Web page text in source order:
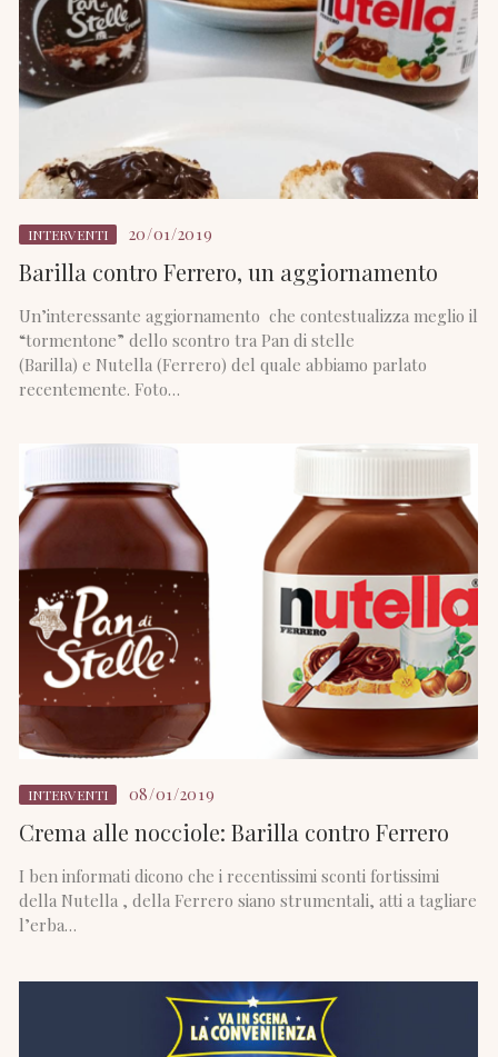
INTERVENTI 20/01/2019
Barilla contro Ferrero, un aggiornamento
Un’interessante aggiornamento che contestualizza meglio il
“tormentone” dello scontro tra Pan di stelle
(Barilla) e Nutella (Ferrero) del quale abbiamo parlato
recentemente. Foto…
INTERVENTI 08/01/2019
Crema alle nocciole: Barilla contro Ferrero
I ben informati dicono che i recentissimi sconti fortissimi
della Nutella , della Ferrero siano strumentali, atti a tagliare
l’erba…